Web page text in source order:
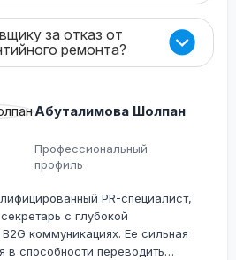
за отказ от
ремонта?
Абуталимова Шолпан
Профессиональный
профиль
PR-специалист,
с глубокой
коммуникациях. Ее сильная
в способности переводить